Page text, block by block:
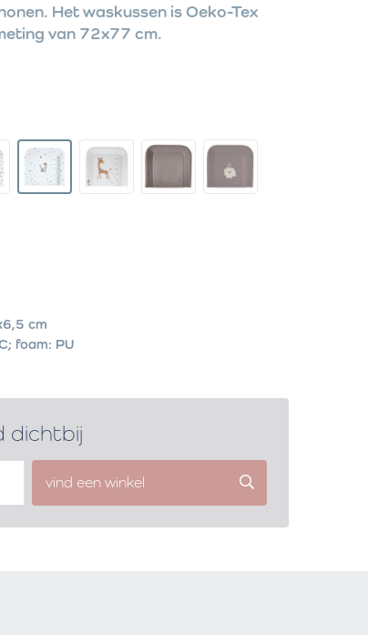
Het waskussen is Oeko-Tex
van 72x77 cm.
cm
foam: PU
dichtbij
vind een winkel